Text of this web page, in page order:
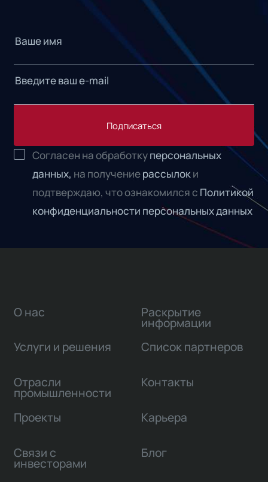
Подписаться
Согласен на обработкуперсональных
данных, на получениерассылоки
подтверждаю, что ознакомился с Политикой
конфиденциальности персональных данных
О нас
Услуги и решения
Отрасли
промышленности
Проекты
Связи с
инвесторами
Раскрытие
информации
Список партнеров
Контакты
Карьера
Блог